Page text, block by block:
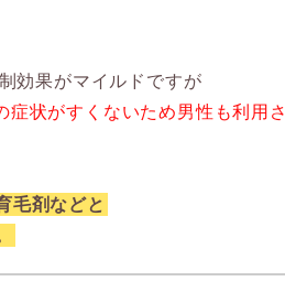
効果がマイルドですが
症状がすくないため男性も利用さ
毛剤などと